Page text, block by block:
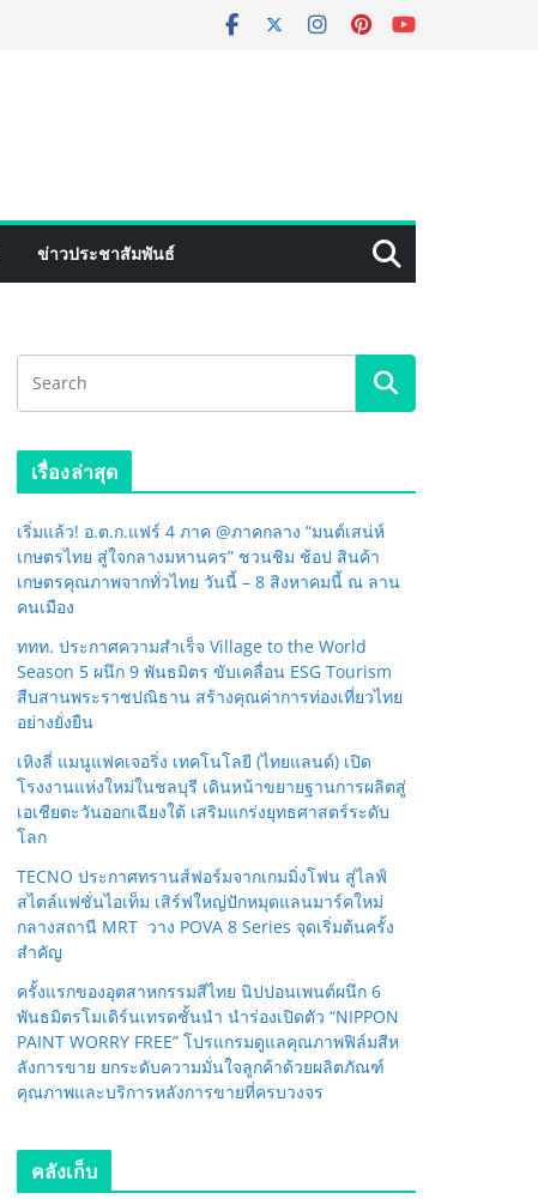
ข่าวประชาสัมพันธ์
เรื่องล่าสุด
เริ่มแล้ว! อ.ต.ก.แฟร์ 4 ภาค @ภาคกลาง “มนต์เสน่ห์
เกษตรไทย สู่ใจกลางมหานคร” ชวนชิม ช้อป สินค้า
เกษตรคุณภาพจากทั่วไทย วันนี้ – 8 สิงหาคมนี้ ณ ลาน
คนเมือง
ททท. ประกาศความสำเร็จ Village to the World
Season 5 ผนึก 9 พันธมิตร ขับเคลื่อน ESG Tourism
สืบสานพระราชปณิธาน สร้างคุณค่าการท่องเที่ยวไทย
อย่างยั่งยืน
เหิงลี่ แมนูแฟคเจอริ่ง เทคโนโลยี (ไทยแลนด์) เปิด
โรงงานแห่งใหม่ในชลบุรี เดินหน้าขยายฐานการผลิตสู่
เอเชียตะวันออกเฉียงใต้ เสริมแกร่งยุทธศาสตร์ระดับ
โลก
TECNO ประกาศทรานส์ฟอร์มจากเกมมิ่งโฟน สู่ไลฟ์
สไตล์แฟชั่นไอเท็ม เสิร์ฟใหญ่ปักหมุดแลนมาร์คใหม่
กลางสถานี MRT วาง POVA 8 Series จุดเริ่มต้นครั้ง
สำคัญ
ครั้งแรกของอุตสาหกรรมสีไทย นิปปอนเพนต์ผนึก 6
พันธมิตรโมเดิร์นเทรดชั้นนำ นำร่องเปิดตัว “NIPPON
PAINT WORRY FREE” โปรแกรมดูแลคุณภาพฟิล์มสีห
ลังการขาย ยกระดับความมั่นใจลูกค้าด้วยผลิตภัณฑ์
คุณภาพและบริการหลังการขายที่ครบวงจร
คลังเก็บ